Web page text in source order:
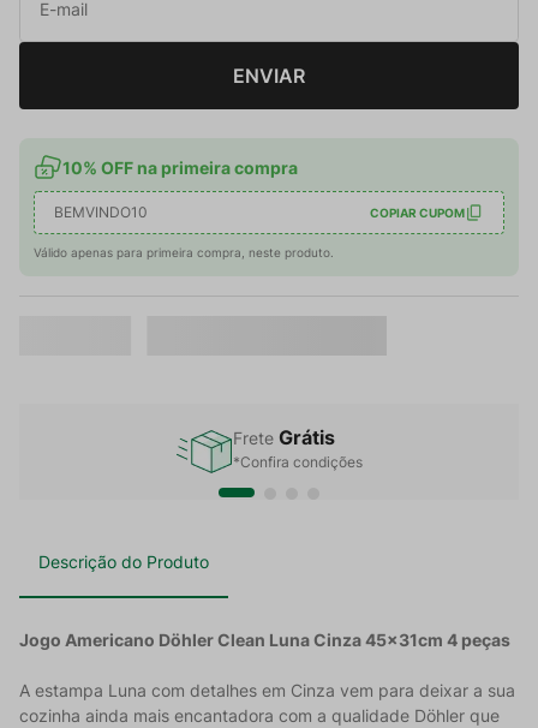
ENVIAR
10% OFF na primeira compra
BEMVINDO10 COPIAR CUPOM
Válido apenas para primeira compra, neste produto.
Frete Grátis
*Confira condições
Descrição do Produto
Jogo Americano Döhler Clean Luna Cinza 45x31cm 4 peças
A estampa Luna com detalhes em Cinza vem para deixar a sua
cozinha ainda mais encantadora com a qualidade Döhler que